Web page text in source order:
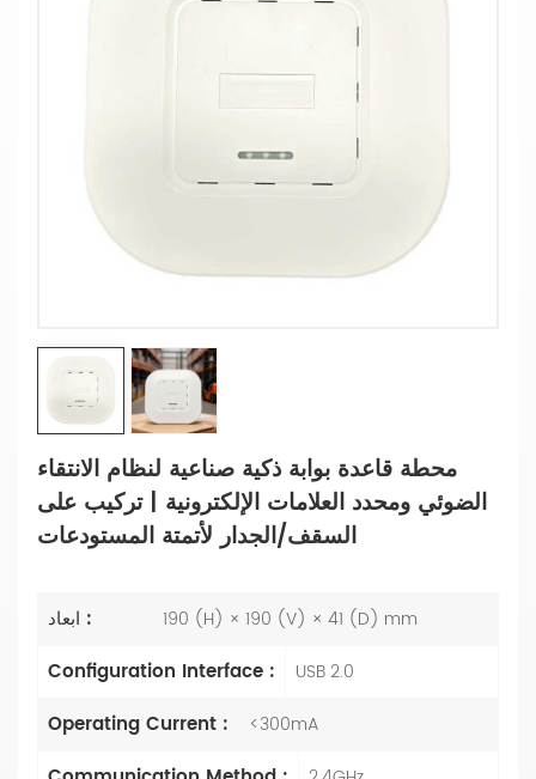
محطة قاعدة بوابة ذكية صناعية لنظام الانتقاء
الضوئي ومحدد العلامات الإلكترونية | تركيب على
السقف/الجدار لأتمتة المستودعات
ابعاد : 190 (H) × 190 (V) × 41 (D) mm
Configuration Interface : USB 2.0
Operating Current : <300mA